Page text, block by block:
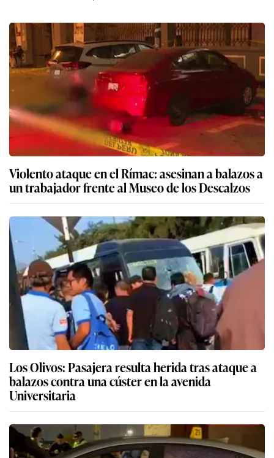
Violento ataque en el Rímac: asesinan a balazos a
un trabajador frente al Museo de los Descalzos
Los Olivos: Pasajera resulta herida tras ataque a
balazos contra una cúster en la avenida
Universitaria